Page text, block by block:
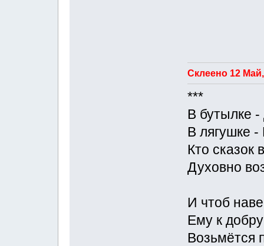
Склеено 12
***
В бутылке
В лягушке
Кто сказок
Духовно
И чтоб
Ему к
Возьмётся